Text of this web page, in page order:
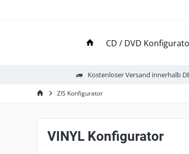
CD / DVD
Kostenloser Versand innerhalb
ZIS Konfigurator
VINYL Konfigurator